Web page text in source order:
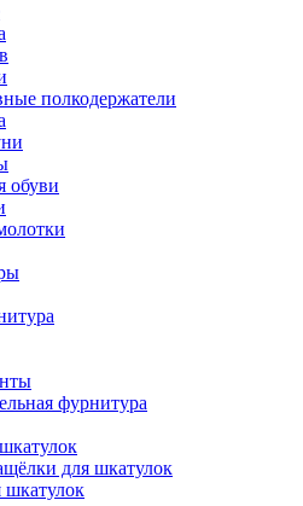
полкодержатели
обуви
фурнитура
для шкатулок
шкатулок